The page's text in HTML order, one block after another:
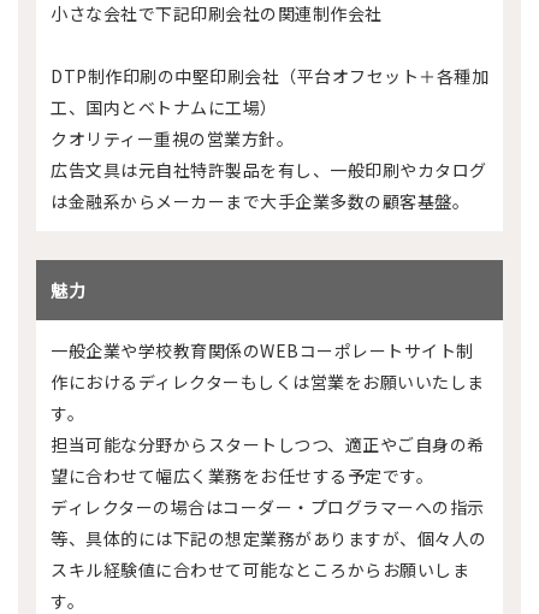
小さな会社で下記印刷会社の関連制作会社
DTP制作印刷の中堅印刷会社（平台オフセット＋各種加
工、国内とベトナムに工場）
クオリティー重視の営業方針。
広告文具は元自社特許製品を有し、一般印刷やカタログ
は金融系からメーカーまで大手企業多数の顧客基盤。
魅力
一般企業や学校教育関係のWEBコーポレートサイト制
作におけるディレクターもしくは営業をお願いいたしま
す。
担当可能な分野からスタートしつつ、適正やご自身の希
望に合わせて幅広く業務をお任せする予定です。
ディレクターの場合はコーダー・プログラマーへの指示
等、具体的には下記の想定業務がありますが、個々人の
スキル経験値に合わせて可能なところからお願いしま
す。